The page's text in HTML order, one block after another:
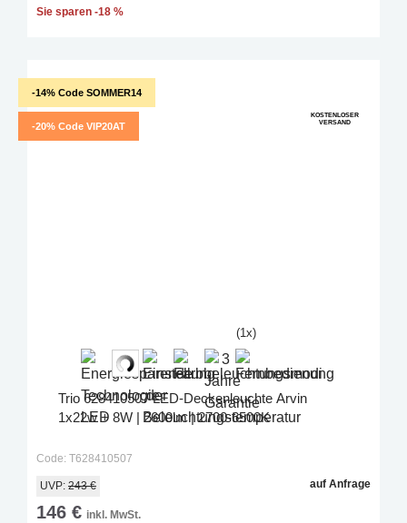
Sie sparen -18 %
-14% Code SOMMER14
-20% Code VIP20AT
KOSTENLOSER
VERSAND
(1x)
Trio 628410507 LED-Deckenleuchte Arvin
1x22w + 8W | 2600lm | 2700-6500K
Code: T628410507
UVP: 243 €
146 € inkl. MwSt.
auf Anfrage